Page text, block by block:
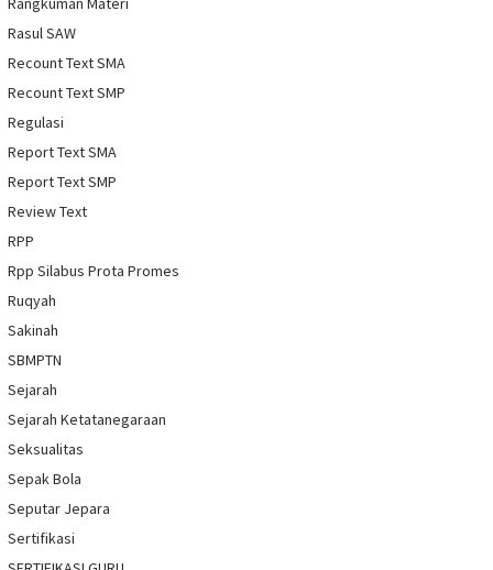
Rasul SAW
Recount Text SMA
Recount Text SMP
Regulasi
Report Text SMA
Report Text SMP
Review Text
RPP
Rpp Silabus Prota Promes
Ruqyah
Sakinah
SBMPTN
Sejarah
Sejarah Ketatanegaraan
Seksualitas
Sepak Bola
Seputar Jepara
Sertifikasi